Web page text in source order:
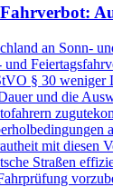
an Sonn-
und
§ 30
und die
mit diesen
Straßen